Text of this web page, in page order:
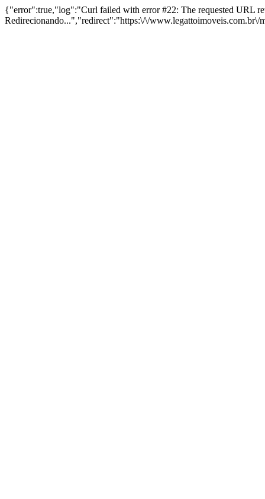
{"error":true,"log":"Curl failed with error #22: The requested URL
Redirecionando...","redirect":"https:\/\/www.legattoimoveis.com.br\/